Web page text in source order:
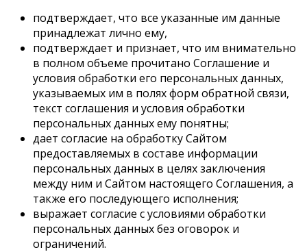
подтверждает, что все указанные им данные
принадлежат лично ему,
подтверждает и признает, что им внимательно
в полном объеме прочитано Соглашение и
условия обработки его персональных данных,
указываемых им в полях форм обратной связи,
текст соглашения и условия обработки
персональных данных ему понятны;
дает согласие на обработку Сайтом
предоставляемых в составе информации
персональных данных в целях заключения
между ним и Сайтом настоящего Соглашения, а
также его последующего исполнения;
выражает согласие с условиями обработки
персональных данных без оговорок и
ограничений.